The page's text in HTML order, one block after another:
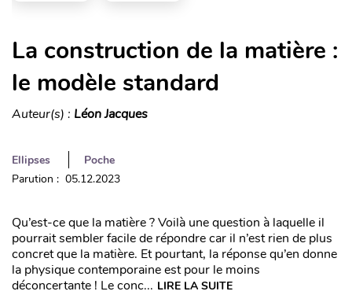
La construction de la matière :
le modèle standard
Auteur(s) : Léon Jacques
Ellipses
Poche
Parution : 05.12.2023
Qu’est-ce que la matière ? Voilà une question à laquelle il
pourrait sembler facile de répondre car il n’est rien de plus
concret que la matière. Et pourtant, la réponse qu’en donne
la physique contemporaine est pour le moins
déconcertante ! Le conc... LIRE LA SUITE